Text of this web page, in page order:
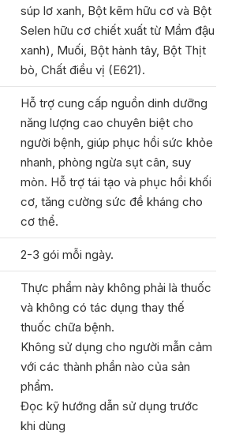
súp lơ xanh, Bột kẽm hữu cơ và Bột
Selen hữu cơ chiết xuất từ Mầm đậu
xanh), Muối, Bột hành tây, Bột Thịt
bò, Chất điều vị (E621).
Hỗ trợ cung cấp nguồn dinh dưỡng
năng lượng cao chuyên biệt cho
người bệnh, giúp phục hồi sức khỏe
nhanh, phòng ngừa sụt cân, suy
mòn. Hỗ trợ tái tạo và phục hồi khối
cơ, tăng cường sức đề kháng cho
cơ thể.
2-3 gói mỗi ngày.
Thực phẩm này không phải là thuốc
và không có tác dụng thay thế
thuốc chữa bệnh.
Không sử dụng cho người mẫn cảm
với các thành phần nào của sản
phẩm.
Đọc kỹ hướng dẫn sử dụng trước
khi dùng